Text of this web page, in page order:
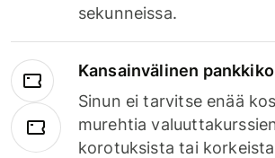
sekunneissa.
Kansainvälinen
Sinun ei tarvitse enää
murehtia
korotuksista tai korkeista